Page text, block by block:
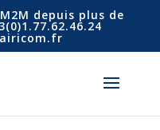
depuis plus de